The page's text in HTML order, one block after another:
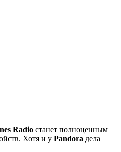
Radio станет полноценным
Хотя и у Pandora дела